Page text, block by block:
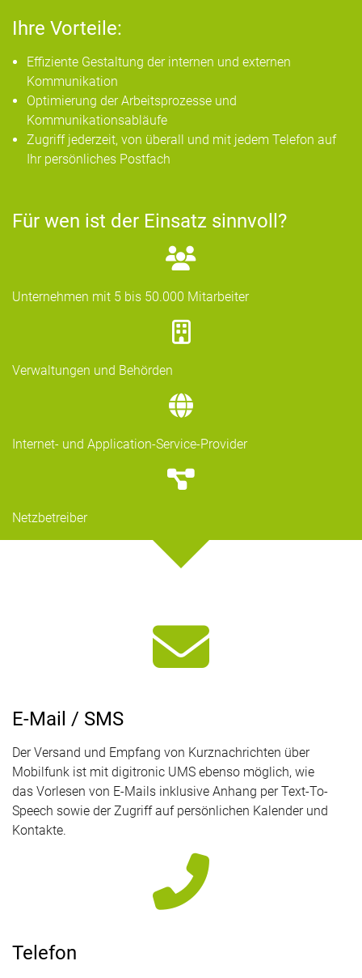
Ihre Vorteile:
Effiziente Gestaltung der internen und externen
Kommunikation
Optimierung der Arbeitsprozesse und
Kommunikationsabläufe
Zugriff jederzeit, von überall und mit jedem Telefon auf
Ihr persönliches Postfach
Für wen ist der Einsatz sinnvoll?
Unternehmen mit 5 bis 50.000 Mitarbeiter
Verwaltungen und Behörden
Internet- und Application-Service-Provider
Netzbetreiber
E-Mail / SMS
Der Versand und Empfang von Kurznachrichten über
Mobilfunk ist mit digitronic UMS ebenso möglich, wie
das Vorlesen von E-Mails inklusive Anhang per Text-To-
Speech sowie der Zugriff auf persönlichen Kalender und
Kontakte.
Telefon